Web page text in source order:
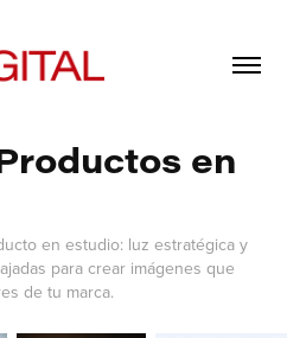
en
en estudio: luz estratégica y
para crear imágenes que
de tu marca.